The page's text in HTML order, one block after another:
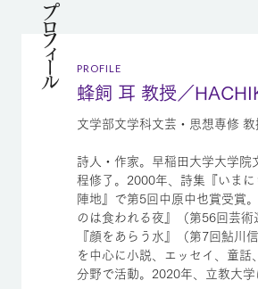
プロフィール PROFILE
蜂飼 耳 教授／
文学部文学科文芸・思想専修 教
詩人・作家。早稲田大学大学院
程修了。2000年、詩集『いまに
陣地』で第5回中原中也賞受賞
のは食われる夜』（第56回芸術
『顔をあらう水』（第7回鮎川
を中心に小説、エッセイ、童話
分野で活動。2020年、立教大学